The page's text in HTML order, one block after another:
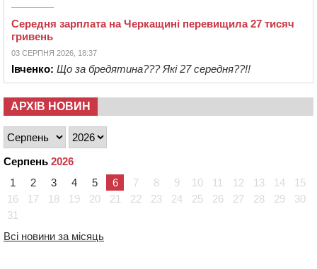
Середня зарплата на Черкащині перевищила 27 тисяч
гривень
03 СЕРПНЯ 2026, 18:37
Івченко: Що за бредятина??? Які 27 середня??!!
АРХІВ НОВИН
Серпень 2026
1
2 3 4 5 6 7 8 9 10 11 12 13 14
15
16
17 18 19 20 21 22 23 24 25 26 27 28 29
30
31
Всі новини за місяць